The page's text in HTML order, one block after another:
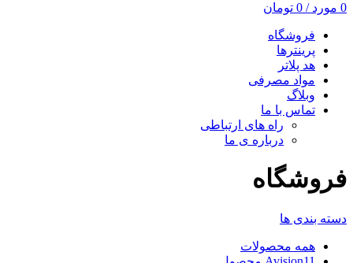
0 مورد /
0 تومان
فروشگاه
پرینترها
هد پلاتر
مواد مصرفی
وبلاگ
تماس با ما
راه های ارتباطی
درباره ی ما
فروشگاه
دسته بندی ها
همه محصولات